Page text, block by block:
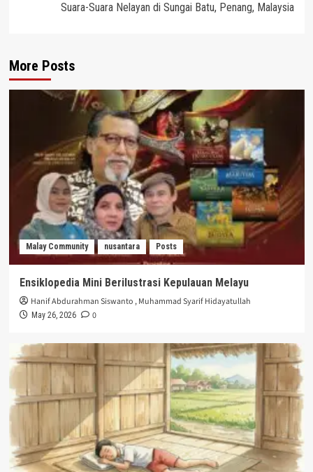
Suara-Suara Nelayan di Sungai Batu, Penang, Malaysia
More Posts
Malay Community nusantara Posts
Ensiklopedia Mini Berilustrasi Kepulauan Melayu
Hanif Abdurahman Siswanto ,Muhammad Syarif Hidayatullah
May 26, 2026 0